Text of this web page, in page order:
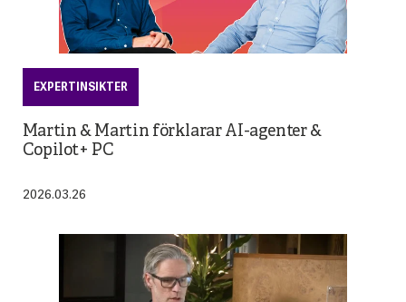
EXPERTINSIKTER
Martin & Martin förklarar AI-agenter &
Copilot+ PC
2026.03.26